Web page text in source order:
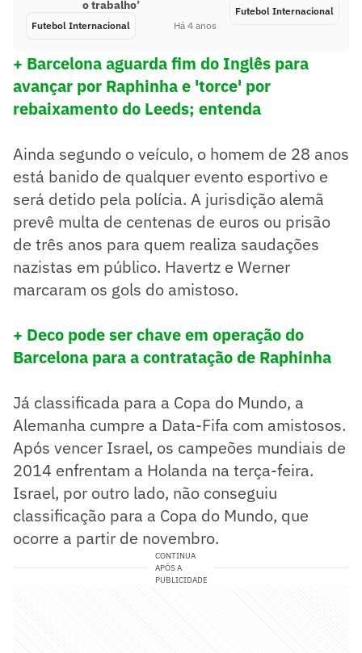
o trabalho’
Futebol Internacional Há 4 anos
Futebol Internacional
+ Barcelona aguarda fim do Inglês para
avançar por Raphinha e 'torce' por
rebaixamento do Leeds; entenda
Ainda segundo o veículo, o homem de 28 anos
está banido de qualquer evento esportivo e
será detido pela polícia. A jurisdição alemã
prevê multa de centenas de euros ou prisão
de três anos para quem realiza saudações
nazistas em público. Havertz e Werner
marcaram os gols do amistoso.
+ Deco pode ser chave em operação do
Barcelona para a contratação de Raphinha
Já classificada para a Copa do Mundo, a
Alemanha cumpre a Data-Fifa com amistosos.
Após vencer Israel, os campeões mundiais de
2014 enfrentam a Holanda na terça-feira.
Israel, por outro lado, não conseguiu
classificação para a Copa do Mundo, que
ocorre a partir de novembro.
CONTINUA
APÓS A
PUBLICIDADE